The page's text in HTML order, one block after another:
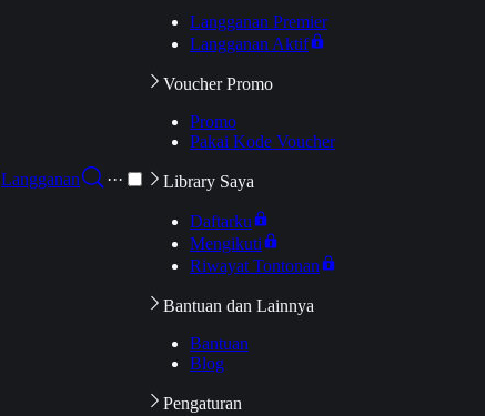
Langganan
···
Langganan Premier
Langganan Aktif
Voucher Promo
Promo
Pakai Kode Voucher
Library Saya
Daftarku
Mengikuti
Riwayat Tontonan
Bantuan dan Lainnya
Bantuan
Blog
Pengaturan